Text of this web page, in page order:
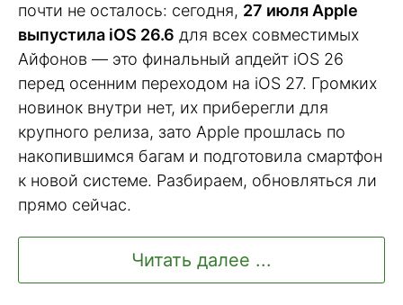
почти не осталось: сегодня, 27 июля Apple
выпустила iOS 26.6 для всех совместимых
Айфонов — это финальный апдейт iOS 26
перед осенним переходом на iOS 27. Громких
новинок внутри нет, их приберегли для
крупного релиза, зато Apple прошлась по
накопившимся багам и подготовила смартфон
к новой системе. Разбираем, обновляться ли
прямо сейчас.
Читать далее ...